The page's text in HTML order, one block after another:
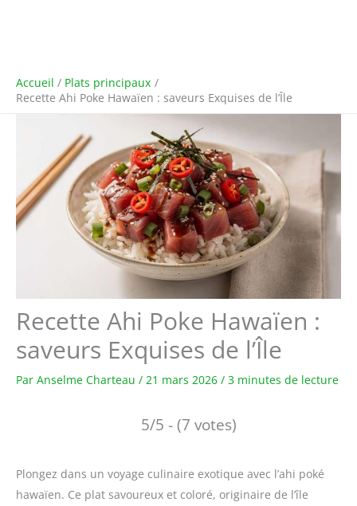
Accueil
Plats principaux
Recette Ahi Poke Hawaïen : saveurs Exquises de l’Île
Recette Ahi Poke Hawaïen :
saveurs Exquises de l’Île
Par Anselme Charteau / 21 mars 2026 / 3 minutes de lecture
5/5 - (7 votes)
Plongez dans un voyage culinaire exotique avec l’ahi poké
hawaïen. Ce plat savoureux et coloré, originaire de l’île